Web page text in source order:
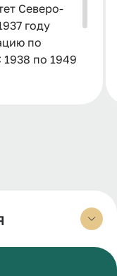
Северо-
году
по
по 1949